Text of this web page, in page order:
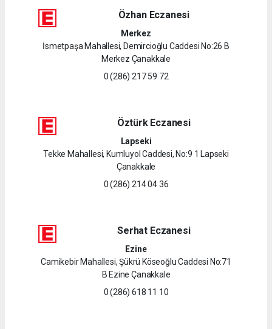
Özhan Eczanesi
Merkez
İsmetpaşa Mahallesi, Demircioğlu Caddesi No:26 B
Merkez Çanakkale
0 (286) 217 59 72
Öztürk Eczanesi
Lapseki
Tekke Mahallesi, Kumluyol Caddesi, No:9 1 Lapseki
Çanakkale
0 (286) 214 04 36
Serhat Eczanesi
Ezine
Camikebir Mahallesi, Şükrü Köseoğlu Caddesi No:71
B Ezine Çanakkale
0 (286) 618 11 10